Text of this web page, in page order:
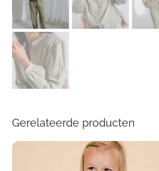
Gerelateerde producten